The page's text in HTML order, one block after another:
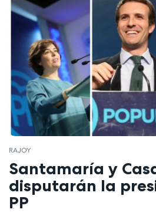
RAJOY
Santamaría y
disputarán la
PP